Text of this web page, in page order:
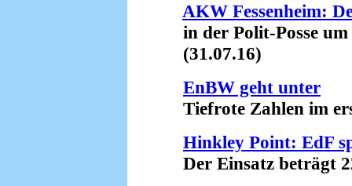
AKW Fessenheim:
in der Polit-Posse um
(31.07.16)
EnBW geht unter
Tiefrote Zahlen im
Hinkley Point: EdF
Der Einsatz beträgt